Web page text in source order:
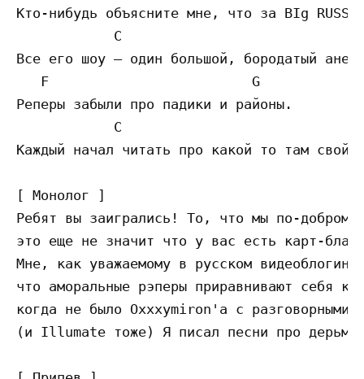
Кто-нибудь объясните мне, что за ВIg
C
Все его шоу — один большой, бородатый
   F                         G
Реперы забыли про падики и районы.
C
Каждый начал читать про какой то там
[ Монолог ]
Ребят вы заигрались! То, что мы по-
это еще не значит что у вас есть карт-
Мне, как уважаемому в русском
что аморальные рэперы приравнивают себя
когда не было Оxxxymiron'a с
(и Illumate тоже) Я писал песни про